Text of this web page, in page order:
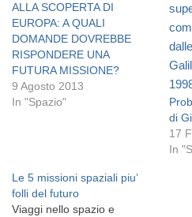
ALLA SCOPERTA DI
EUROPA: A QUALI
DOMANDE DOVREBBE
RISPONDERE UNA
FUTURA MISSIONE?
9 Agosto 2013
In "Spazio"
di
17
In
Le 5 missioni spaziali piu’
folli del futuro
Viaggi nello spazio e